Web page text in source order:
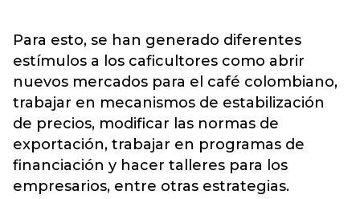
Para esto, se han generado diferentes
estímulos a los caficultores como abrir
nuevos mercados para el café colombiano,
trabajar en mecanismos de estabilización
de precios, modificar las normas de
exportación, trabajar en programas de
financiación y hacer talleres para los
empresarios, entre otras estrategias.